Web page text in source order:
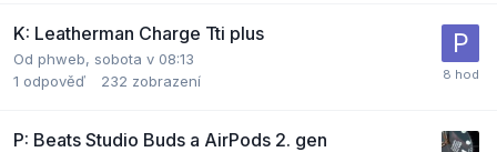
K: Leatherman Charge Tti plus
Od phweb, sobota v 08:13
1 odpověď 232 zobrazení
P: Beats Studio Buds a AirPods 2. gen